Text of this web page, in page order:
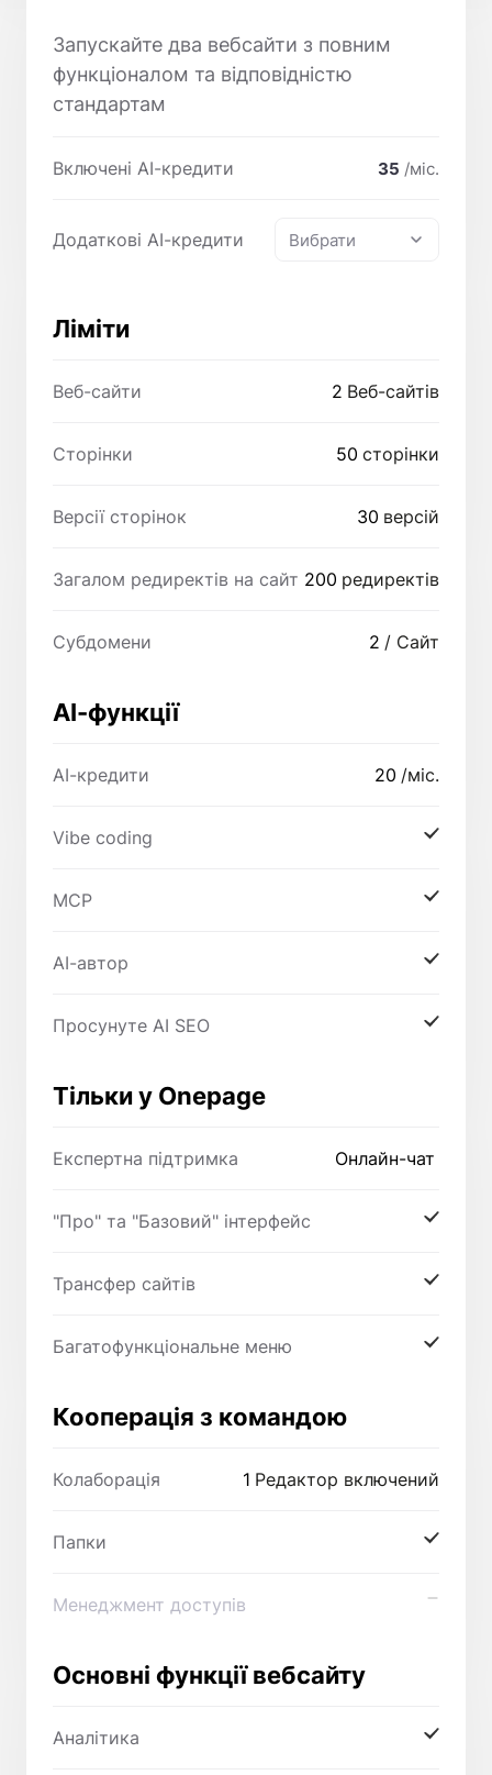
Запускайте два вебсайти з повним
функціоналом та відповідністю
стандартам
Включені AI-кредити 35 /міс.
Додаткові AI-кредити Вибрати
Ліміти
Веб-сайти 2 Веб-сайтів
Сторінки 50 сторінки
Версії сторінок 30 версій
Загалом редиректів на сайт 200 редиректів
Субдомени 2 / Сайт
AI-функції
AI-кредити 20 /міс.
Vibe coding
MCP
AI-автор
Просунуте AI SEO
Тільки у Onepage
Експертна підтримка Онлайн-чат
"Про" та "Базовий" інтерфейс
Трансфер сайтів
Багатофункціональне меню
Кооперація з командою
Колаборація 1 Редактор включений
Папки
Менеджмент доступів
Основні функції вебсайту
Аналітика